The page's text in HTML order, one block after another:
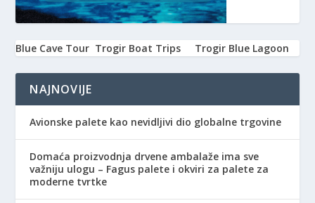
Blue Cave Tour Trogir Boat Trips Trogir Blue Lagoon
NAJNOVIJE
Avionske palete kao nevidljivi dio globalne trgovine
Domaća proizvodnja drvene ambalaže ima sve
važniju ulogu – Fagus palete i okviri za palete za
moderne tvrtke